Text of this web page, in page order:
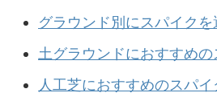
グラウンド別にスパイク
土グラウンドにおすすめ
人工芝におすすめのスパイ